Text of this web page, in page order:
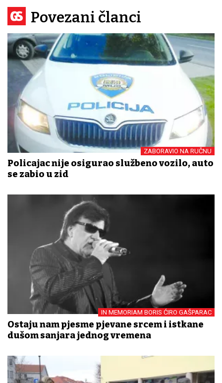
Povezani članci
ZABORAVIO NA RUČNU
Policajac nije osigurao službeno vozilo, auto
se zabio u zid
IN MEMORIAM BORIS ĆIRO GAŠPARAC
Ostaju nam pjesme pjevane srcem i istkane
dušom sanjara jednog vremena